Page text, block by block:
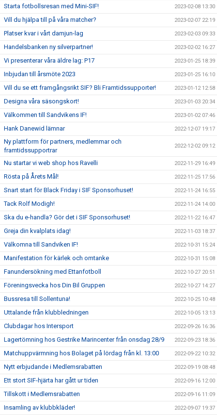
Starta fotbollsresan med Mini-SIF! 2023-02-08 13:30
Vill du hjälpa till på våra matcher? 2023-02-07 22:19
Platser kvar i vårt damjun-lag 2023-02-03 09:33
Handelsbanken ny silverpartner! 2023-02-02 16:27
Vi presenterar våra äldre lag: P17 2023-01-25 18:39
Inbjudan till årsmöte 2023 2023-01-25 16:10
Vill du se ett framgångsrikt SIF? Bli Framtidssupporter! 2023-01-12 12:58
Designa våra säsongskort! 2023-01-03 20:34
Välkommen till Sandvikens IF! 2023-01-02 07:46
Hank Danewid lämnar 2022-12-07 19:17
Ny plattform för partners, medlemmar och
framtidssupportrar
2022-12-02 09:12
Nu startar vi web shop hos Ravelli 2022-11-29 16:49
Rösta på Årets Mål! 2022-11-25 17:56
Snart start för Black Friday i SIF Sponsorhuset! 2022-11-24 16:55
Tack Rolf Modigh! 2022-11-24 14:00
Ska du e-handla? Gör det i SIF Sponsorhuset! 2022-11-22 16:47
Greja din kvalplats idag! 2022-11-03 18:37
Välkomna till Sandviken IF! 2022-10-31 15:24
Manifestation för kärlek och omtanke 2022-10-31 15:08
Fanundersökning med Ettanfotboll 2022-10-27 20:51
Föreningsvecka hos Din Bil Gruppen 2022-10-27 14:27
Bussresa till Sollentuna! 2022-10-25 10:48
Uttalande från klubbledningen 2022-10-05 13:13
Clubdagar hos Intersport 2022-09-26 16:36
Lagertömning hos Gestrike Marincenter från onsdag 28/9 2022-09-23 18:36
Matchuppvärmning hos Bolaget på lördag från kl. 13:00 2022-09-22 10:32
Nytt erbjudande i Medlemsrabatten 2022-09-19 08:48
Ett stort SIF-hjärta har gått ur tiden 2022-09-16 12:00
Tillskott i Medlemsrabatten 2022-09-16 11:09
Insamling av klubbkläder! 2022-09-07 19:37